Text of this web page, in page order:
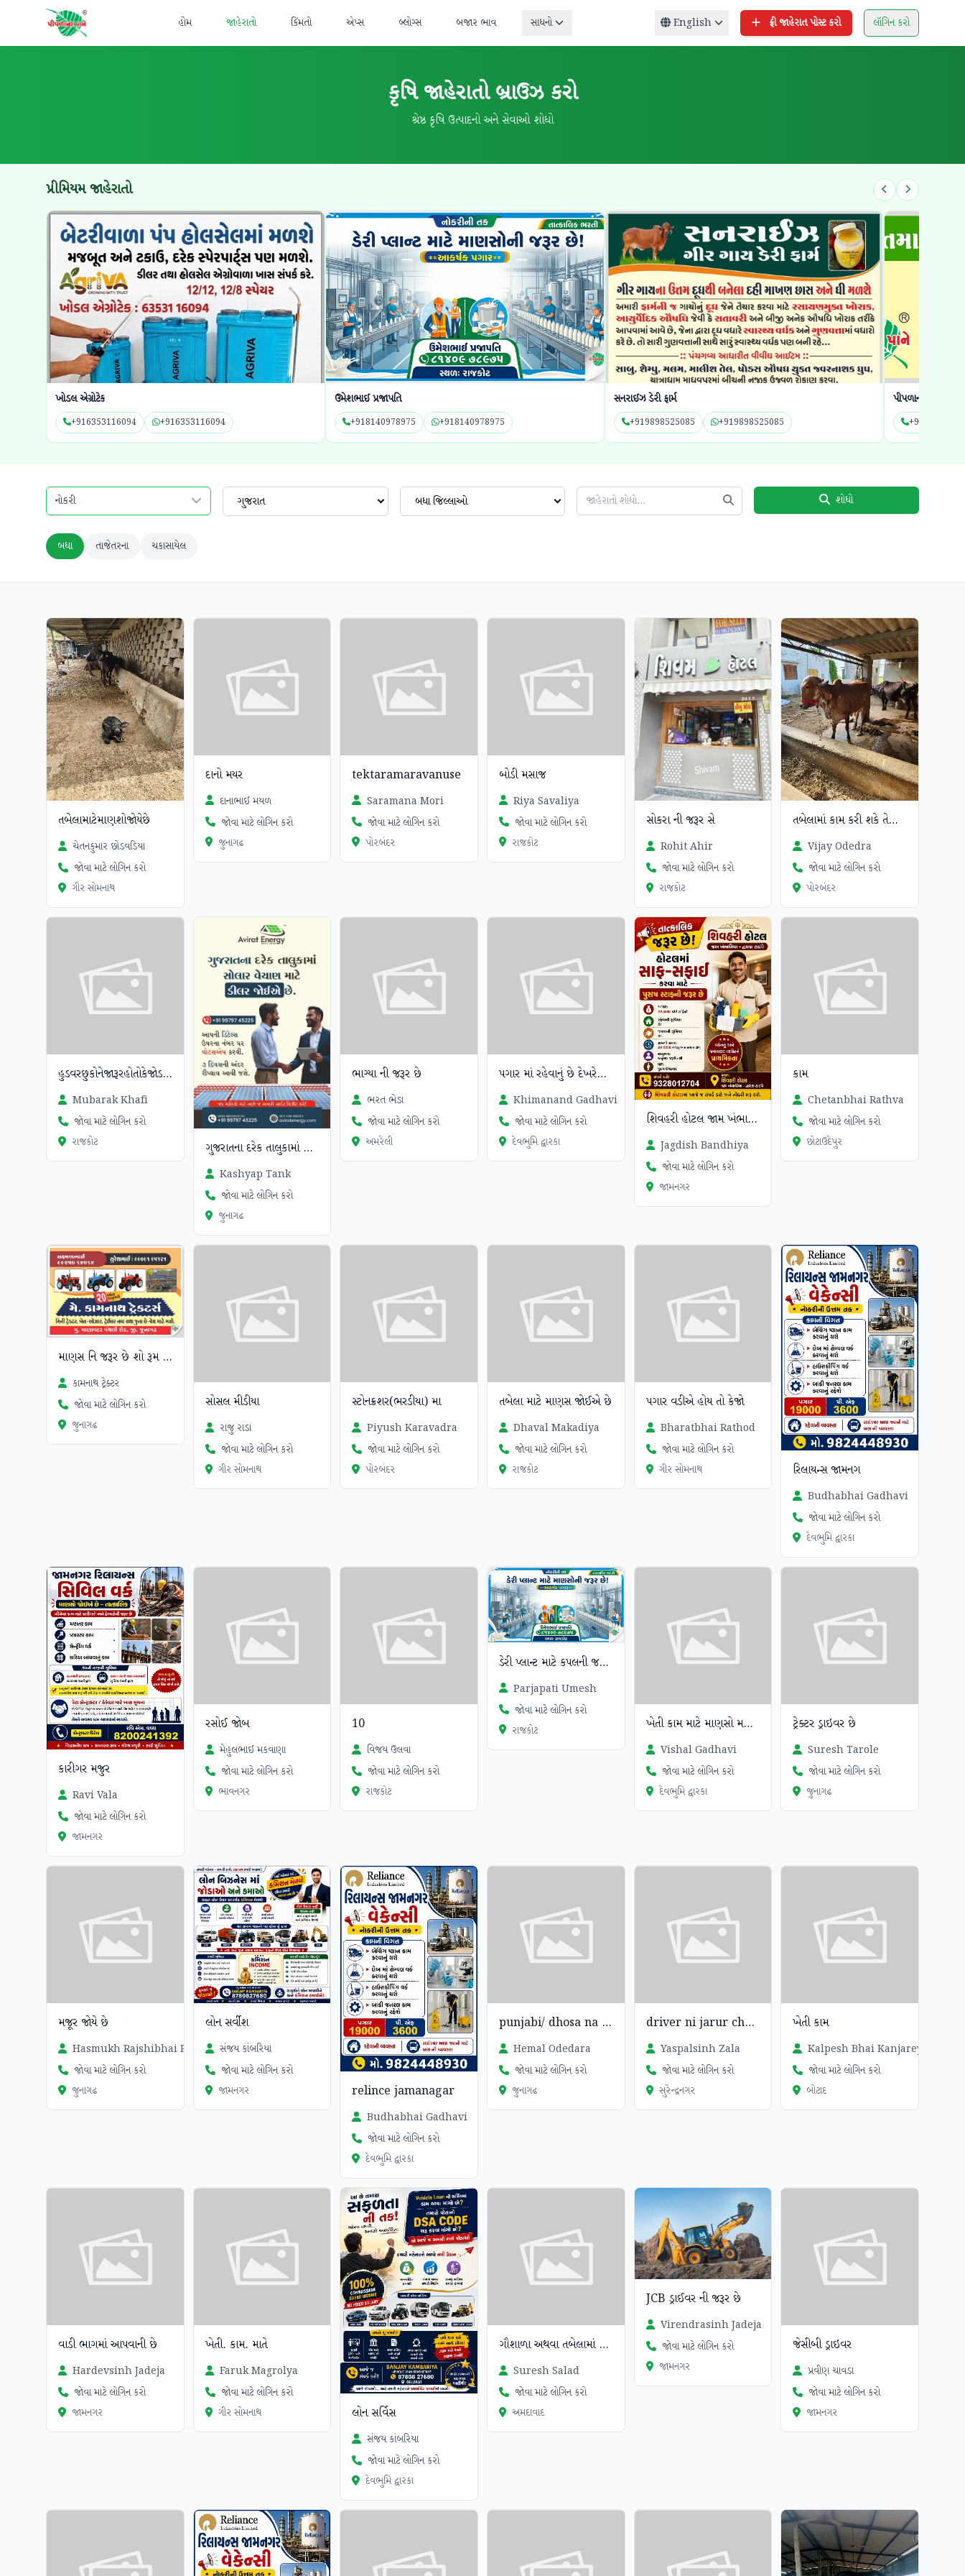
હોમ જાહેરાતો કિંમતો એપ્સ બ્લોગ્સ બજાર ભાવ સાધનો English ફ્રી જાહેરાત પોસ્ટ કરો લૉગિન કરો
કૃષિ જાહેરાતો બ્રાઉઝ કરો
શ્રેષ્ઠ કૃષિ ઉત્પાદનો અને સેવાઓ શોધો
પ્રીમિયમ જાહેરાતો
ખોડલ એગ્રોટેક
+916353116094 +916353116094
ઉમેશભાઈ પ્રજાપતિ
+918140978975 +918140978975
સનરાઈઝ ડેરી ફાર્મ
+919898525085 +919898525085
પીપળાના પાને
નોકરી ગુજરાત બધા જિલ્લાઓ શોધો
બધા તાજેતરના ચકાસાયેલ
તબેલામાટેમાણશોજોયેછે
ચેતનકુમાર છોડવડિયા
જોવા માટે લોગિન કરો
ગીર સોમનાથ
દાનો મયર
દાનાભાઈ મયળ
જોવા માટે લોગિન કરો
જુનાગઢ
tektaramaravanuse
Saramana Mori
જોવા માટે લોગિન કરો
પોરબંદર
બોડી મસાજ
Riya Savaliya
જોવા માટે લોગિન કરો
રાજકોટ
સોકરા ની જરૂર સે
Rohit Ahir
જોવા માટે લોગિન કરો
રાજકોટ
તબેલામાં કામ કરી શકે તેવા માણસ
Vijay Odedra
જોવા માટે લોગિન કરો
પોરબંદર
હુડવરછુકોનેજારૂરહોતોકેજોડફરચલાવ
Mubarak Khafi
જોવા માટે લોગિન કરો
રાજકોટ
ગુજરાતના દરેક તાલુકામાં સોલાર વેચાણ માટે ડીલર જોઈએ છે.
Kashyap Tank
જોવા માટે લોગિન કરો
જુનાગઢ
ભાગ્યા ની જરૂર છે
ભરત ભેડા
જોવા માટે લોગિન કરો
અમરેલી
પગાર માં રહેવાનું છે દેખરેખ હોય
Khimanand Gadhavi
જોવા માટે લોગિન કરો
દેવભુમિ દ્વારકા
શિવહરી હોટલ જામ ખંભાળિયા
Jagdish Bandhiya
જોવા માટે લોગિન કરો
જામનગર
કામ
Chetanbhai Rathva
જોવા માટે લોગિન કરો
છોટાઉદેપુર
માણસ નિ જરૂર છે શો રૂમ માટે
કામનાથ ટ્રેક્ટર
જોવા માટે લોગિન કરો
જુનાગઢ
સોસલ મીડીયા
રાજુ રાડા
જોવા માટે લોગિન કરો
ગીર સોમનાથ
સ્ટોનક્રશર(ભરડીયા) મા
Piyush Karavadra
જોવા માટે લોગિન કરો
પોરબંદર
તબેલા માટે માણસ જોઈએ છે
Dhaval Makadiya
જોવા માટે લોગિન કરો
રાજકોટ
પગાર વડીએ હોય તો કેજો
Bharatbhai Rathod
જોવા માટે લોગિન કરો
ગીર સોમનાથ
રિલાયન્સ જામનગ
Budhabhai Gadhavi
જોવા માટે લોગિન કરો
દેવભુમિ દ્વારકા
કારીગર મજુર
Ravi Vala
જોવા માટે લોગિન કરો
જામનગર
રસોઈ જોબ
મેહુલભાઈ મકવાણા
જોવા માટે લોગિન કરો
ભાવનગર
10
વિજય ઉલવા
જોવા માટે લોગિન કરો
રાજકોટ
ડેરી પ્લાન્ટ માટે કપલની જરૂર છે.
Parjapati Umesh
જોવા માટે લોગિન કરો
રાજકોટ
ખેતી કામ માટે માણસો મળી જાશે
Vishal Gadhavi
જોવા માટે લોગિન કરો
દેવભુમિ દ્વારકા
ટ્રેક્ટર ડ્રાઇવર છે
Suresh Tarole
જોવા માટે લોગિન કરો
જુનાગઢ
મજૂર જોયે છે
જોવા માટે લોગિન કરો
જુનાગઢ
લોન સર્વીશ
સંજય કાંબરિયા
જોવા માટે લોગિન કરો
જામનગર
relince jamanagar
Budhabhai Gadhavi
જોવા માટે લોગિન કરો
દેવભુમિ દ્વારકા
punjabi/ dhosa na karigar joye
Hemal Odedara
જોવા માટે લોગિન કરો
જુનાગઢ
driver ni jarur che truck mate
Yaspalsinh Zala
જોવા માટે લોગિન કરો
સુરેન્દ્રનગર
ખેતી કામ
Kalpesh Bhai Kanjareya
જોવા માટે લોગિન કરો
બોટાદ
વાડી ભાગમાં આપવાની છે
Hardevsinh Jadeja
જોવા માટે લોગિન કરો
જામનગર
ખેતી. કામ. માતે
Faruk Magrolya
જોવા માટે લોગિન કરો
ગીર સોમનાથ
લોન સર્વિસ
સંજય કાંબરિયા
જોવા માટે લોગિન કરો
દેવભુમિ દ્વારકા
ગૌશાળા અથવા તબેલામાં જોડી ની
Suresh Salad
જોવા માટે લોગિન કરો
અમદાવાદ
JCB ડ્રાઈવર ની જરૂર છે
Virendrasinh Jadeja
જોવા માટે લોગિન કરો
જામનગર
જેસીબી ડ્રાઇવર
પ્રવીણ ચાવડા
જોવા માટે લોગિન કરો
જામનગર